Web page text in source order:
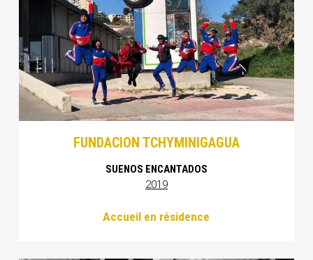
FUNDACION TCHYMINIGAGUA
SUENOS ENCANTADOS
2019
Accueil en résidence